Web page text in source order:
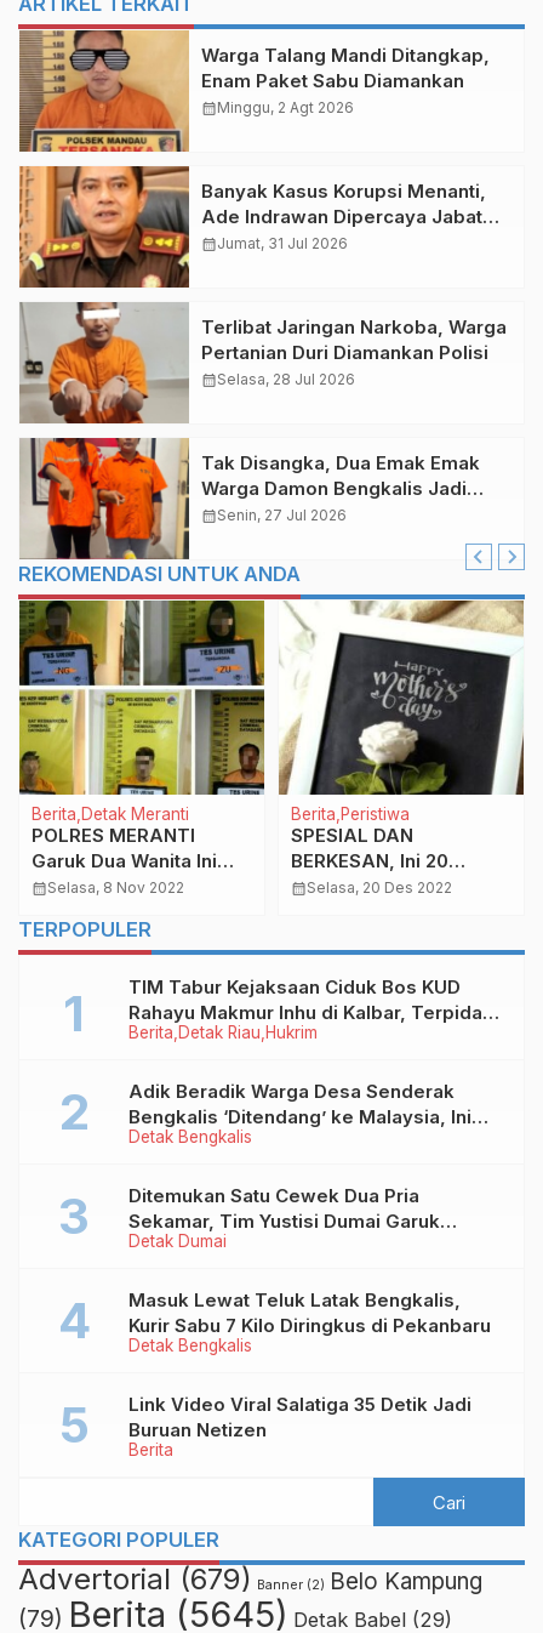
Warga Talang Mandi Ditangkap,
Enam Paket Sabu Diamankan
calendar_monthMinggu, 2 Agt 2026
Banyak Kasus Korupsi Menanti,
Ade Indrawan Dipercaya Jabat
Kajari Bengkalis
calendar_monthJumat, 31 Jul 2026
Terlibat Jaringan Narkoba, Warga
Pertanian Duri Diamankan Polisi
calendar_monthSelasa, 28 Jul 2026
Tak Disangka, Dua Emak Emak
Warga Damon Bengkalis Jadi
Pengedar Sabu
calendar_monthSenin, 27 Jul 2026
REKOMENDASI UNTUK ANDA
Berita Detak Meranti
POLRES MERANTI
Garuk Dua Wanita Ini
Bersama Tiga Pria,
calendar_monthSelasa, 8 Nov 2022
Berita Peristiwa
SPESIAL DAN
BERKESAN, Ini 20
Rekomendasi Kado di
calendar_monthSelasa, 20 Des 2022
TERPOPULER
Berita Detak Riau Hukrim
TIM Tabur Kejaksaan Ciduk Bos KUD
Rahayu Makmur Inhu di Kalbar, Terpidana
Kredit Fiktif Rp2,8 M
Detak Bengkalis
Adik Beradik Warga Desa Senderak
Bengkalis ‘Ditendang’ ke Malaysia, Ini
Sebabnya!
Detak Dumai
Ditemukan Satu Cewek Dua Pria
Sekamar, Tim Yustisi Dumai Garuk
Puluhan Pasangan Mesum
Detak Bengkalis
Masuk Lewat Teluk Latak Bengkalis,
Kurir Sabu 7 Kilo Diringkus di Pekanbaru
Berita
Link Video Viral Salatiga 35 Detik Jadi
Buruan Netizen
KATEGORI POPULER
Advertorial (679) Banner (2) Belo Kampung
(79) Berita (5645) Detak Babel (29)